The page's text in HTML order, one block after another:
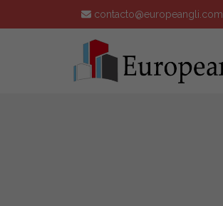
contacto@europeangli.com